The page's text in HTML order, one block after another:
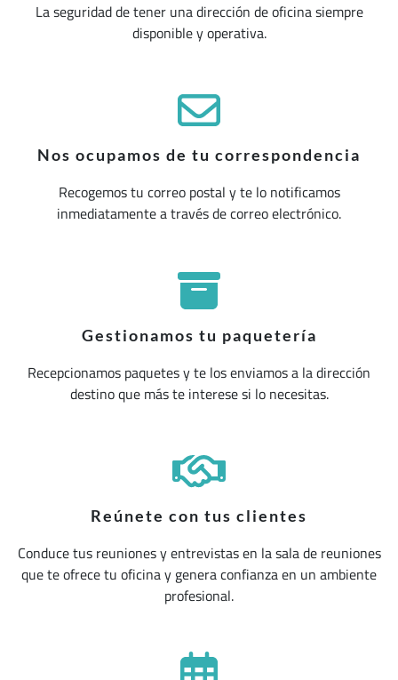
La seguridad de tener una dirección de oficina siempre
disponible y operativa.
Nos ocupamos de tu correspondencia
Recogemos tu correo postal y te lo notificamos
inmediatamente a través de correo electrónico.
Gestionamos tu paquetería
Recepcionamos paquetes y te los enviamos a la dirección
destino que más te interese si lo necesitas.
Reúnete con tus clientes
Conduce tus reuniones y entrevistas en la sala de reuniones
que te ofrece tu oficina y genera confianza en un ambiente
profesional.